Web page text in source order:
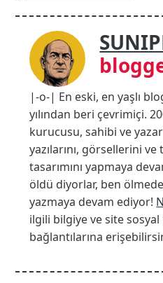
|-o-| En eski, en yaşlı
yılından beri çevrimiçi.
kurucusu, sahibi ve
yazılarını, görsellerini
tasarımını yapmaya
öldü diyorlar, ben
yazmaya devam ediyor!
ilgili bilgiye ve site
bağlantılarına